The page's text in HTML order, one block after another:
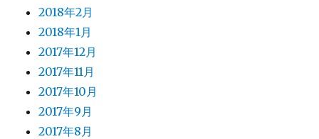
2018年2月
2018年1月
2017年12月
2017年11月
2017年10月
2017年9月
2017年8月